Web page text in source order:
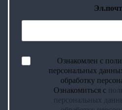
Ознакомлен с
персональных
обработку
Ознакомиться с
персональных